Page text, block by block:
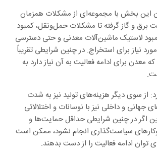
این بخش با مجموعه‌ای از مشکلات همزمان
برق و گاز گرفته تا مشکلات حمل‌ونقل، کمبود
لاستیک ماشین‌آلات معدنی و حتی دسترسی
نیاز برای استخراج. در چنین شرایطی تقریباً
معدن برای ادامه فعالیت به آن نیاز دارد به
از سوی دیگر هزینه‌های تولید نیز به شدت
جهانی و داخلی نیز با نوسانات و اختلالاتی
اگر در چنین شرایطی حداقل حمایت‌ها و
سیاست‌گذاری انجام نشود، ممکن است
توان ادامه فعالیت را از دست بدهند.